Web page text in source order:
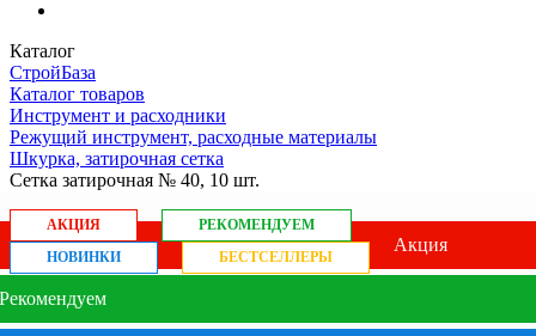
Каталог
СтройБаза
Каталог товаров
Инструмент и расходники
Режущий инструмент, расходные материалы
Шкурка, затирочная сетка
Сетка затирочная № 40, 10 шт.
АКЦИЯ
РЕКОМЕНДУЕМ
НОВИНКИ
БЕСТСЕЛЛЕРЫ
Акция
Рекомендуем